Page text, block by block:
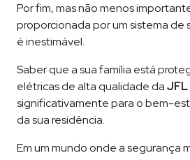
Por fim, mas não menos
proporcionada por um sistema
é inestimável.
Saber que a sua família está
elétricas de alta qualidade daJFL
significativamente para o bem-
da sua residência.
Em um mundo onde a segurança